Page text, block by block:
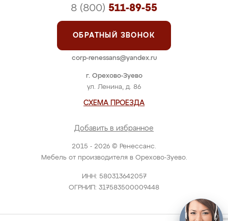
2015 - 2026 © Ренессанс.
Мебель от производителя в Орехово-Зуево.
ИНН: 580313642057
ОГРНИП: 317583500009448
г. Орехово-Зуево
ул. Ленина, д. 86
СХЕМА ПРОЕЗДА
Добавить в избранное
8 (800) 511-89-55
ОБРАТНЫЙ ЗВОНОК
corp-renessans@yandex.ru